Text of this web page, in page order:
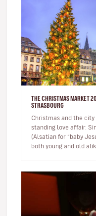
THE CHRISTMAS MARKET
STRASBOURG
Christmas and the
standing love affair.
(Alsatian for “baby
both young and old